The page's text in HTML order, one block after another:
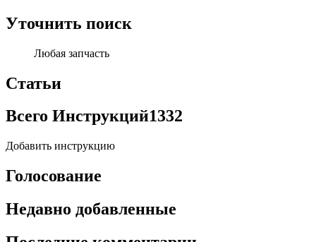
Уточнить поиск
Любая запчасть
Статьи
Всего Инструкций1332
Добавить инструкцию
Голосование
Недавно добавленные